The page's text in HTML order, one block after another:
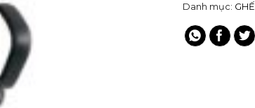
Danh mục: